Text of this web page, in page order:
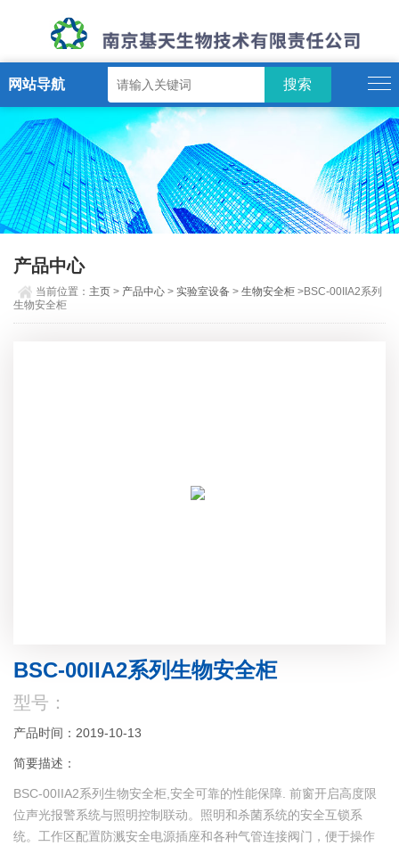
网站导航
产品中心
当前位置： 主页 > 产品中心 >实验室设备 >生物安全柜 >BSC-00IIA2系列
生物安全柜
BSC-00IIA2系列生物安全柜
型号：
产品时间：2019-10-13
简要描述：
BSC-00IIA2系列生物安全柜,安全可靠的性能保障. 前窗开启高度限
位声光报警系统与照明控制联动。照明和杀菌系统的安全互锁系
统。工作区配置防溅安全电源插座和各种气管连接阀门，便于操作